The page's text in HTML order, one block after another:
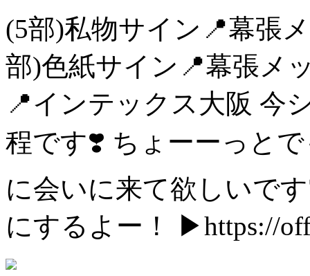
(5部)私物サイン📍幕張
部)色紙サイン📍幕張メ
📍インテックス大阪 今
程です❣️ ちょーーっと
に会いに来て欲しいで
にするよー！
▶︎https://